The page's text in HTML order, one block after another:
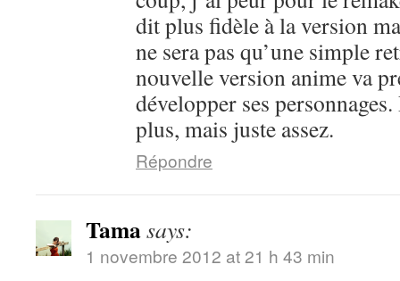
dit plus fidèle à la version
ne sera pas qu’une simple
nouvelle version anime va
développer ses
plus, mais juste assez.
Répondre
Tamasays:
1 novembre 2012 at 21 h 43 min